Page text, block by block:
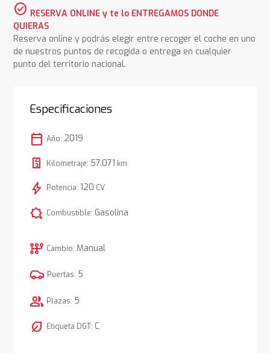
check_circle RESERVA ONLINE y te lo ENTREGAMOS DONDE
QUIERAS
Reserva online y podrás elegir entre recoger el coche en uno
de nuestros puntos de recogida o entrega en cualquier
punto del territorio nacional.
Especificaciones
calendar_today Año: 2019
Kilometraje: 57.071 km
bolt Potencia: 120 CV
comic_bubble Combustible: Gasolina
auto_transmission Cambio: Manual
Puertas: 5
group Plazas: 5
nest_eco_leaf Etiqueta DGT: C